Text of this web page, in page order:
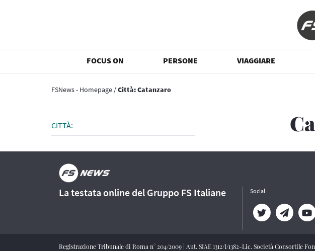
FOCUS ON PERSONE VIAGGIARE
FSNews - Homepage /Città: Catanzaro
CITTÀ:
La testata online del Gruppo FS Italiane Social
Registrazione Tribunale di Roma n° 204/2009 Aut. SIAE 1312/I/1382-Lic. Società Consortile